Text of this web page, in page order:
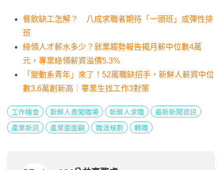
餐飲缺工怎解？ 八成求職者期待「一頭班」或彈性排
班
綠領人才薪水多少？就業趨勢報告揭月薪中位數4萬
元，專業綠領薪資溢價5.3%
「變動系青年」來了！52萬職缺招手，新鮮人薪資中位
數3.6萬創新高｜畢業生找工作3對策
工作機會 新鮮人勇闖職場 新鮮人求職
最新新聞資訊
產業新訊
產業面面觀 職涯規劃 轉職